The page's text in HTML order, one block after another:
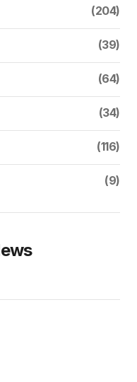
(204)
(39)
(64)
(34)
(116)
(9)